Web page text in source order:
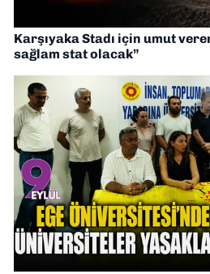
Karşıyaka Stadı için umut
sağlam stat olacak”